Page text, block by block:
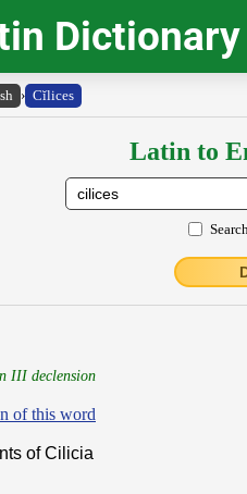
Dictionary
› Cĭlices
Latin to
III declension
of this word
of Cilicia